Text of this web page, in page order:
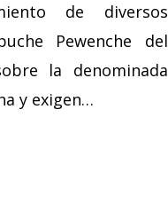
de diversos
Pewenche del
la denominada
y exigen…